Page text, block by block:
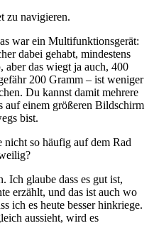
zu navigieren.
war ein Multifunktionsgerät:
dabei gehabt, mindestens
aber das wiegt ja auch, 400
200 Gramm – ist weniger
Du kannst damit mehrere
auf einem größeren Bildschirm
bist.
nicht so häufig auf dem Rad
Ich glaube dass es gut ist,
erzählt, und das ist auch wo
ich es heute besser hinkriege.
aussieht, wird es